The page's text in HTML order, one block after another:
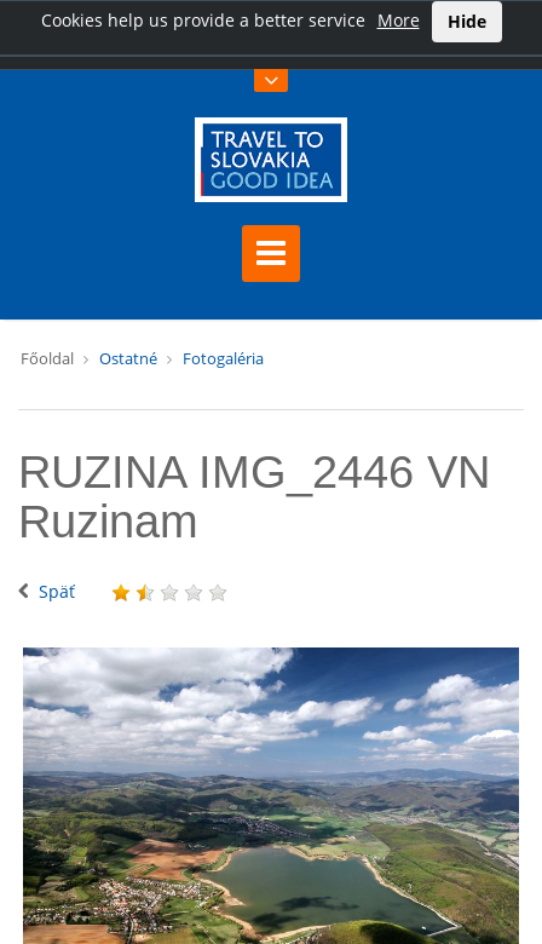
Cookies help us provide a better service More Hide
Főoldal Ostatné Fotogaléria
RUZINA IMG_2446 VN
Ruzinam
Späť